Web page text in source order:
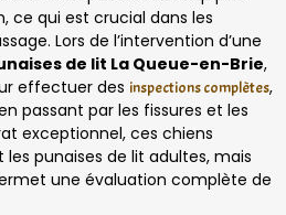
ce qui est crucial dans les
Lors de l’intervention d’une
de lit La Queue-en-Brie,
effectuer des inspections complètes,
passant par les fissures et les
exceptionnel, ces chiens
punaises de lit adultes, mais
une évaluation complète de